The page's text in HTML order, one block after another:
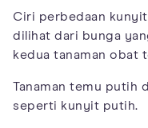
Ciri perbedaan
dilihat dari bunga
kedua tanaman obat
Tanaman temu putih
seperti kunyit putih.